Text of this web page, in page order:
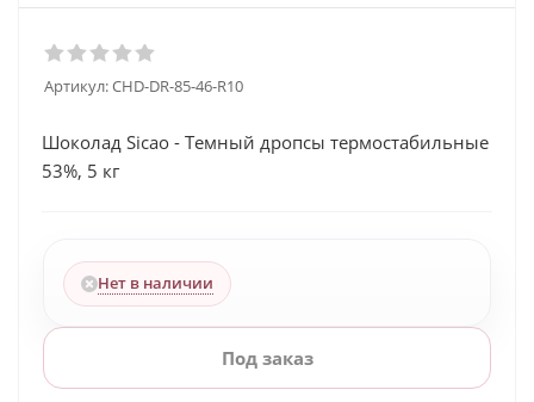
Артикул:CHD-DR-85-46-R10
Шоколад Sicao - Темный дропсы термостабильные
53%, 5 кг
Нет в наличии
Под заказ